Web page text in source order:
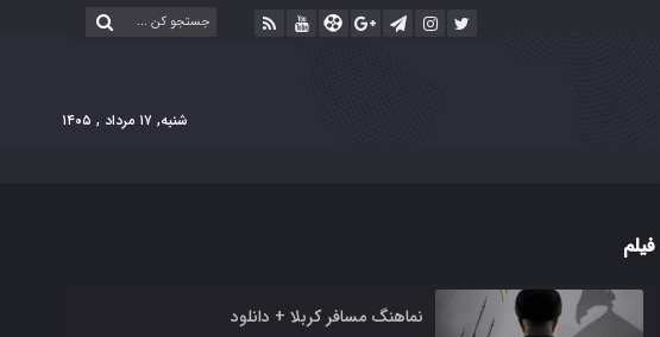
شنبه, ۱۷ مرداد , ۱۴۰۵
فیلم
نماهنگ مسافر کربلا + دانلود